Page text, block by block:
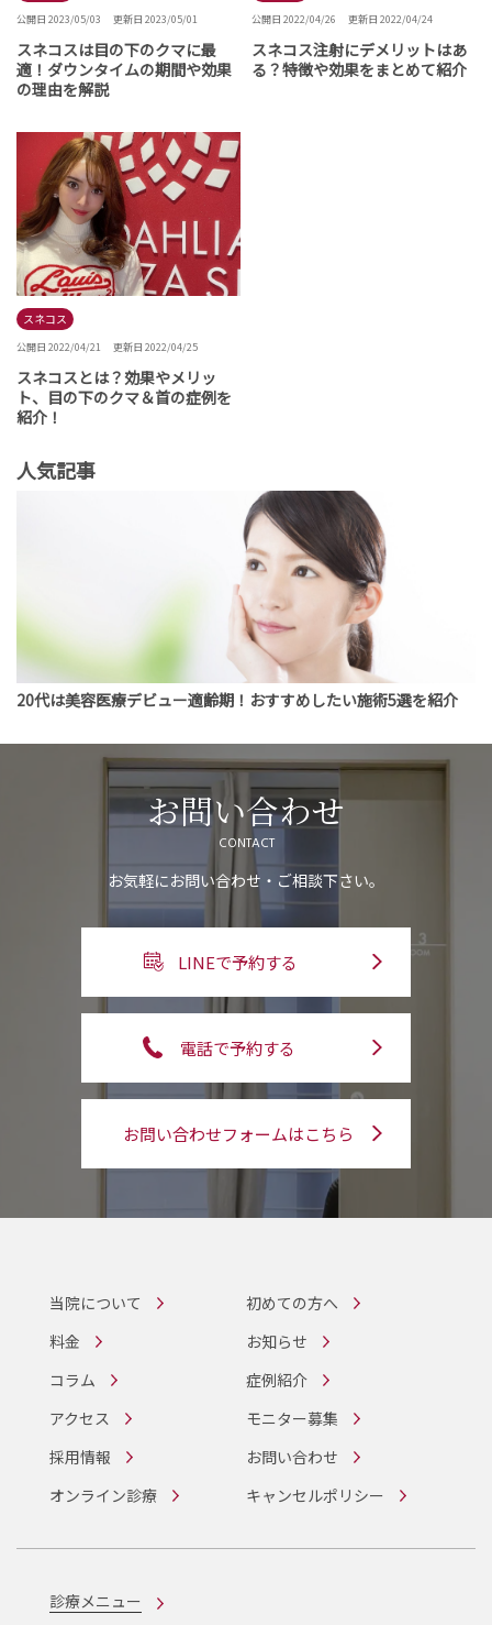
公開日 2023/05/03 更新日 2023/05/01
スネコスは目の下のクマに最
適！ダウンタイムの期間や効果
の理由を解説
公開日 2022/04/26 更新日 2022/04/24
スネコス注射にデメリットはあ
る？特徴や効果をまとめて紹介
スネコス
公開日 2022/04/21 更新日 2022/04/25
スネコスとは？効果やメリッ
ト、目の下のクマ＆首の症例を
紹介！
人気記事
20代は美容医療デビュー適齢期！おすすめしたい施術5選を紹介
お問い合わせ
CONTACT
お気軽にお問い合わせ・ご相談下さい。
LINEで予約する
電話で予約する
お問い合わせフォームはこちら
当院について
初めての方へ
料金
お知らせ
コラム
症例紹介
アクセス
モニター募集
採用情報
お問い合わせ
オンライン診療
キャンセルポリシー
診療メニュー